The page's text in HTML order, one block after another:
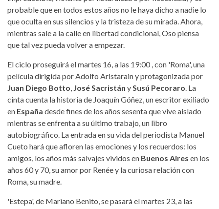
probable que en todos estos años no le haya dicho a nadie lo
que oculta en sus silencios y la tristeza de su mirada. Ahora,
mientras sale a la calle en libertad condicional, Oso piensa
que tal vez pueda volver a empezar.
El ciclo proseguirá el martes 16, a las 19:00 , con 'Roma', una
película dirigida por Adolfo Aristarain y protagonizada por
Juan Diego Botto, José Sacristán ySusú Pecoraro. La
cinta cuenta la historia de Joaquín Góñez, un escritor exiliado
en España desde fines de los años sesenta que vive aislado
mientras se enfrenta a su último trabajo, un libro
autobiográfico. La entrada en su vida del periodista Manuel
Cueto hará que afloren las emociones y los recuerdos: los
amigos, los años más salvajes vividos en Buenos Aires en los
años 60 y 70, su amor por Renée y la curiosa relación con
Roma, su madre.
'Estepa', de Mariano Benito, se pasará el martes 23, a las